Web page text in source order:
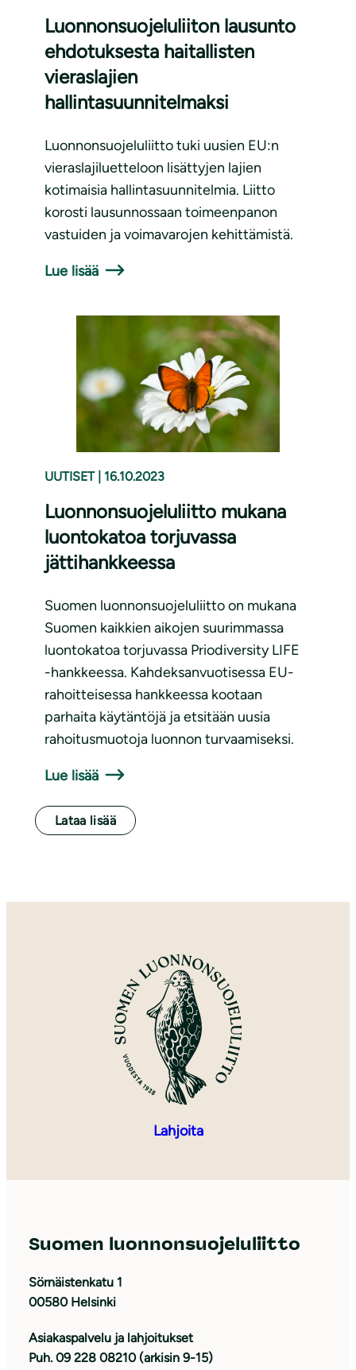
Luonnonsuojeluliiton lausunto
ehdotuksesta haitallisten
vieraslajien
hallintasuunnitelmaksi
Luonnonsuojeluliitto tuki uusien EU:n
vieraslajiluetteloon lisättyjen lajien
kotimaisia hallintasuunnitelmia. Liitto
korosti lausunnossaan toimeenpanon
vastuiden ja voimavarojen kehittämistä.
Lue lisää
UUTISET 16.10.2023
Luonnonsuojeluliitto mukana
luontokatoa torjuvassa
jättihankkeessa
Suomen luonnonsuojeluliitto on mukana
Suomen kaikkien aikojen suurimmassa
luontokatoa torjuvassa Priodiversity LIFE
-hankkeessa. Kahdeksanvuotisessa EU-
rahoitteisessa hankkeessa kootaan
parhaita käytäntöjä ja etsitään uusia
rahoitusmuotoja luonnon turvaamiseksi.
Lue lisää
Lataa lisää
Lahjoita
Suomen luonnonsuojeluliitto
Sörnäistenkatu 1
00580 Helsinki
Asiakaspalvelu ja lahjoitukset
Puh. 09 228 08210 (arkisin 9-15)